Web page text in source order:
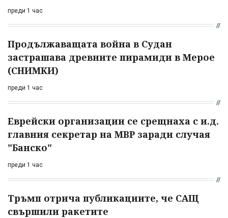
преди 1 час
Продължаващата война в Судан
застрашава древните пирамиди в Мерое
(СНИМКИ)
преди 1 час
Еврейски организации се срещнаха с и.д.
главния секретар на МВР заради случая
"Банско"
преди 1 час
Тръмп отрича публикациите, че САЩ
свършили ракетите